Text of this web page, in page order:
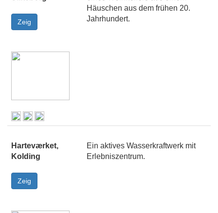
Häuschen aus dem frühen 20.
Jahrhundert.
Harteværket,
Kolding
Ein aktives Wasserkraftwerk mit
Erlebniszentrum.